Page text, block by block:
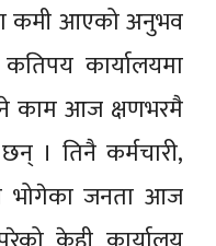
कमी आएको अनुभव
कार्यालयमा
काम आज क्षणभरमै
। तिनै कर्मचारी,
भोगेका जनता आज